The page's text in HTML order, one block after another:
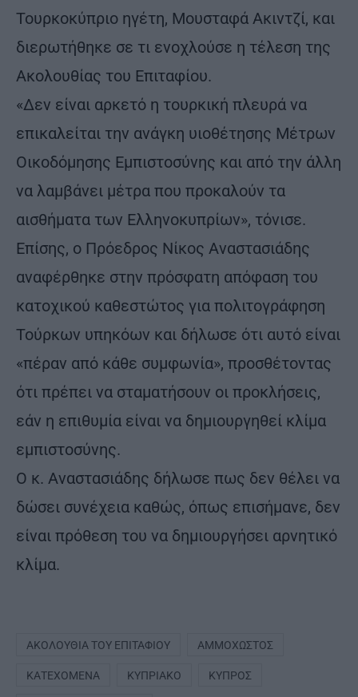
Τουρκοκύπριο ηγέτη, Μουσταφά Ακιντζί, και
διερωτήθηκε σε τι ενοχλούσε η τέλεση της
Ακολουθίας του Επιταφίου.
«Δεν είναι αρκετό η τουρκική πλευρά να
επικαλείται την ανάγκη υιοθέτησης Μέτρων
Οικοδόμησης Εμπιστοσύνης και από την άλλη
να λαμβάνει μέτρα που προκαλούν τα
αισθήματα των Ελληνοκυπρίων», τόνισε.
Επίσης, ο Πρόεδρος Νίκος Αναστασιάδης
αναφέρθηκε στην πρόσφατη απόφαση του
κατοχικού καθεστώτος για πολιτογράφηση
Τούρκων υπηκόων και δήλωσε ότι αυτό είναι
«πέραν από κάθε συμφωνία», προσθέτοντας
ότι πρέπει να σταματήσουν οι προκλήσεις,
εάν η επιθυμία είναι να δημιουργηθεί κλίμα
εμπιστοσύνης.
Ο κ. Αναστασιάδης δήλωσε πως δεν θέλει να
δώσει συνέχεια καθώς, όπως επισήμανε, δεν
είναι πρόθεση του να δημιουργήσει αρνητικό
κλίμα.
ΑΚΟΛΟΥΘΊΑ ΤΟΥ ΕΠΙΤΑΦΊΟΥ ΑΜΜΌΧΩΣΤΟΣ
ΚΑΤΕΧΌΜΕΝΑ ΚΥΠΡΙΑΚΌ ΚΎΠΡΟΣ